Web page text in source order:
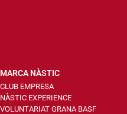
MARCA NÀSTIC
CLUB EMPRESA
NÀSTIC EXPERIENCE
VOLUNTARIAT GRANA BASF